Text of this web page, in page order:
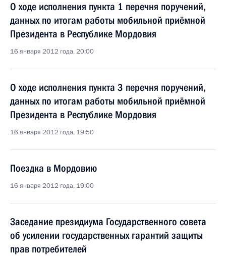
О ходе исполнения пункта 1 перечня поручений,
данных по итогам работы мобильной приёмной
Президента в Республике Мордовия
16 января 2012 года, 20:00
О ходе исполнения пункта 3 перечня поручений,
данных по итогам работы мобильной приёмной
Президента в Республике Мордовия
16 января 2012 года, 19:50
Поездка в Мордовию
16 января 2012 года, 19:00
Заседание президиума Государственного совета
об усилении государственных гарантий защиты
прав потребителей